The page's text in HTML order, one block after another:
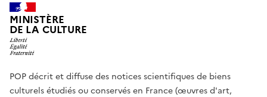
MINISTÈRE
DE LA CULTURE
POP décrit et diffuse des notices scientifiques de biens
culturels étudiés ou conservés en France (œuvres d'art,